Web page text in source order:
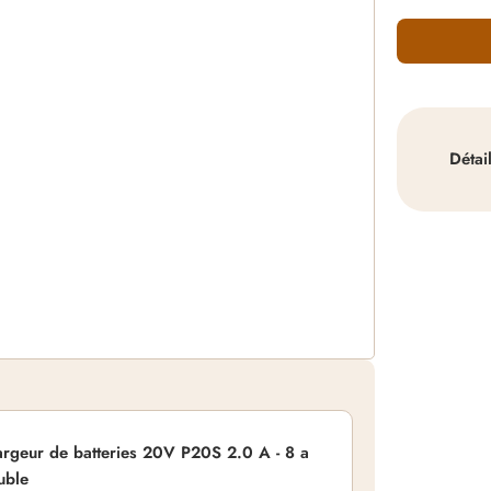
de batteries 20V P20S 2.0 A - 8 a